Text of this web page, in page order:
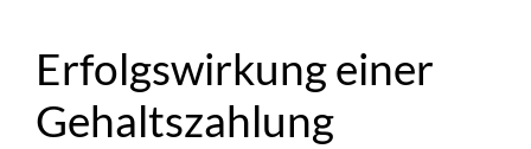
Erfolgswirkung einer
Gehaltszahlung